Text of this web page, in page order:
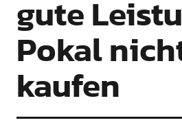
gute
Pokal
kaufen